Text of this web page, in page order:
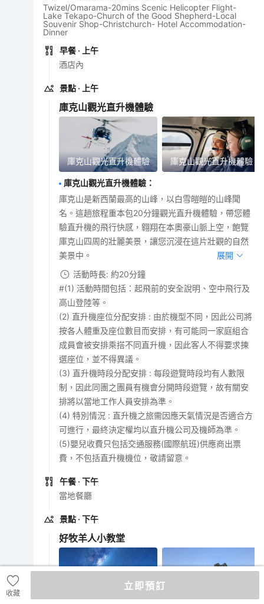
Twizel/Omarama-20mins Scenic Helicopter Flight-
Lake Tekapo-Church of the Good Shepherd-Local
Souvenir Shop-Christchurch- Hotel Accommodation-
Dinner
早餐 · 上午
酒店內
景點 · 上午
庫克山觀光直升機體驗
庫克山觀光直升機體驗 庫克山觀光直升機體驗
庫克山觀光直升機體驗 ：
庫克山是新西蘭最高的山峰，以白雪皚皚的山峰聞
名。這趟旅程重本包20分鐘觀光直升機體驗，帶您體
驗直升機的飛行快感，翱翔在本奧豪山脈上空，飽覽
庫克山四周的壯麗美景，讓您沉浸在這片壯觀的自然
美景中。
展開
活動時長: 約20分鐘
#(1) 活動時間包括：起飛前的安全說明、空中飛行及
高山登陸等。
(2) 直升機座位分配安排 : 由於機型不同，因此公司將
按各人體重及座位數目而安排，有可能同一家庭組合
成員會被安排乘搭不同直升機，因此客人不得要求揀
選座位，並不得異議。
(3) 直升機時段分配安排 : 每段遊覽時段均有人數限
制，因此同團之團員有機會分開時段遊覽，故有關安
排將以當地工作人員安排為準。
(4) 特別情況 : 直升機之旅需因應天氣情況是否適合方
可進行，最終決定權均以直升機公司及機師為準。
(5)嬰兒收費只包括交通服務(國際航班)供應商出票
費，不包括直升機機位，敬請留意。
午餐 · 下午
當地餐廳
景點 · 下午
好牧羊人小教堂
好牧羊人小教堂
收藏
立即預訂